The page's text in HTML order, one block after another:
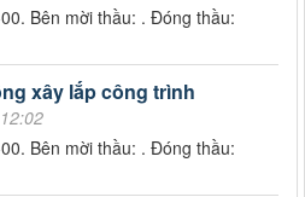
Bên mời thầu: . Đóng thầu:
xây lắp công trình
Bên mời thầu: . Đóng thầu: